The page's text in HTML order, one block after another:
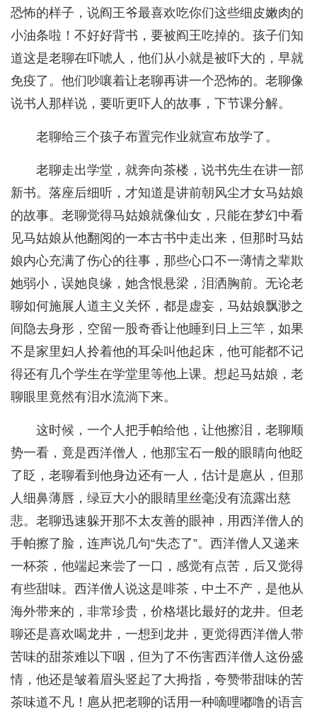
恐怖的样子，说阎王爷最喜欢吃你们这些细皮嫩肉的
小油条啦！不好好背书，要被阎王吃掉的。孩子们知
道这是老聊在吓唬人，他们从小就是被吓大的，早就
免疫了。他们吵嚷着让老聊再讲一个恐怖的。老聊像
说书人那样说，要听更吓人的故事，下节课分解。
老聊给三个孩子布置完作业就宣布放学了。
老聊走出学堂，就奔向茶楼，说书先生在讲一部
新书。落座后细听，才知道是讲前朝风尘才女马姑娘
的故事。老聊觉得马姑娘就像仙女，只能在梦幻中看
见马姑娘从他翻阅的一本古书中走出来，但那时马姑
娘内心充满了伤心的往事，那些心口不一薄情之辈欺
她弱小，误她良缘，她含恨悬梁，泪洒胸前。无论老
聊如何施展人道主义关怀，都是虚妄，马姑娘飘渺之
间隐去身形，空留一股奇香让他睡到日上三竿，如果
不是家里妇人拎着他的耳朵叫他起床，他可能都不记
得还有几个学生在学堂里等他上课。想起马姑娘，老
聊眼里竟然有泪水流淌下来。
这时候，一个人把手帕给他，让他擦泪，老聊顺
势一看，竟是西洋僧人，他那宝石一般的眼睛向他眨
了眨，老聊看到他身边还有一人，估计是扈从，但那
人细鼻薄唇，绿豆大小的眼睛里丝毫没有流露出慈
悲。老聊迅速躲开那不太友善的眼神，用西洋僧人的
手帕擦了脸，连声说几句“失态了”。西洋僧人又递来
一杯茶，他端起来尝了一口，感觉有点苦，后又觉得
有些甜味。西洋僧人说这是啡茶，中土不产，是他从
海外带来的，非常珍贵，价格堪比最好的龙井。但老
聊还是喜欢喝龙井，一想到龙井，更觉得西洋僧人带
苦味的甜茶难以下咽，但为了不伤害西洋僧人这份盛
情，他还是皱着眉头竖起了大拇指，夸赞带甜味的苦
茶味道不凡！扈从把老聊的话用一种嘀哩嘟噜的语言